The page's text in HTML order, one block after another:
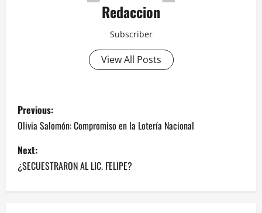
Redaccion
Subscriber
View All Posts
P
o
s
t
Previous:
Olivia Salomón: Compromiso en la Lotería Nacional
Next:
¿SECUESTRARON AL LIC. FELIPE?